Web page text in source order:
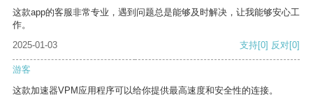
这款app的客服非常专业，遇到问题总是能够及时解决，让我能够安心工
作。
2025-01-03
支持[0] 反对[0]
游客
这款加速器VPM应用程序可以给你提供最高速度和安全性的连接。